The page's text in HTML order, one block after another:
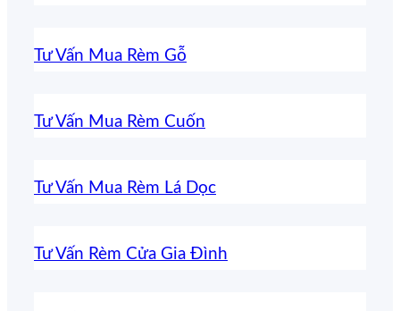
Tư Vấn Mua Rèm Gỗ
Tư Vấn Mua Rèm Cuốn
Tư Vấn Mua Rèm Lá Dọc
Tư Vấn Rèm Cửa Gia Đình